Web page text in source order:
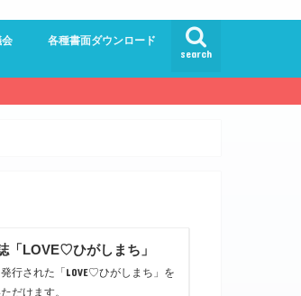
search
各種書面ダウンロード
「LOVE♡ひがしまち」
行された「LOVE♡ひがしまち」を
だけます。